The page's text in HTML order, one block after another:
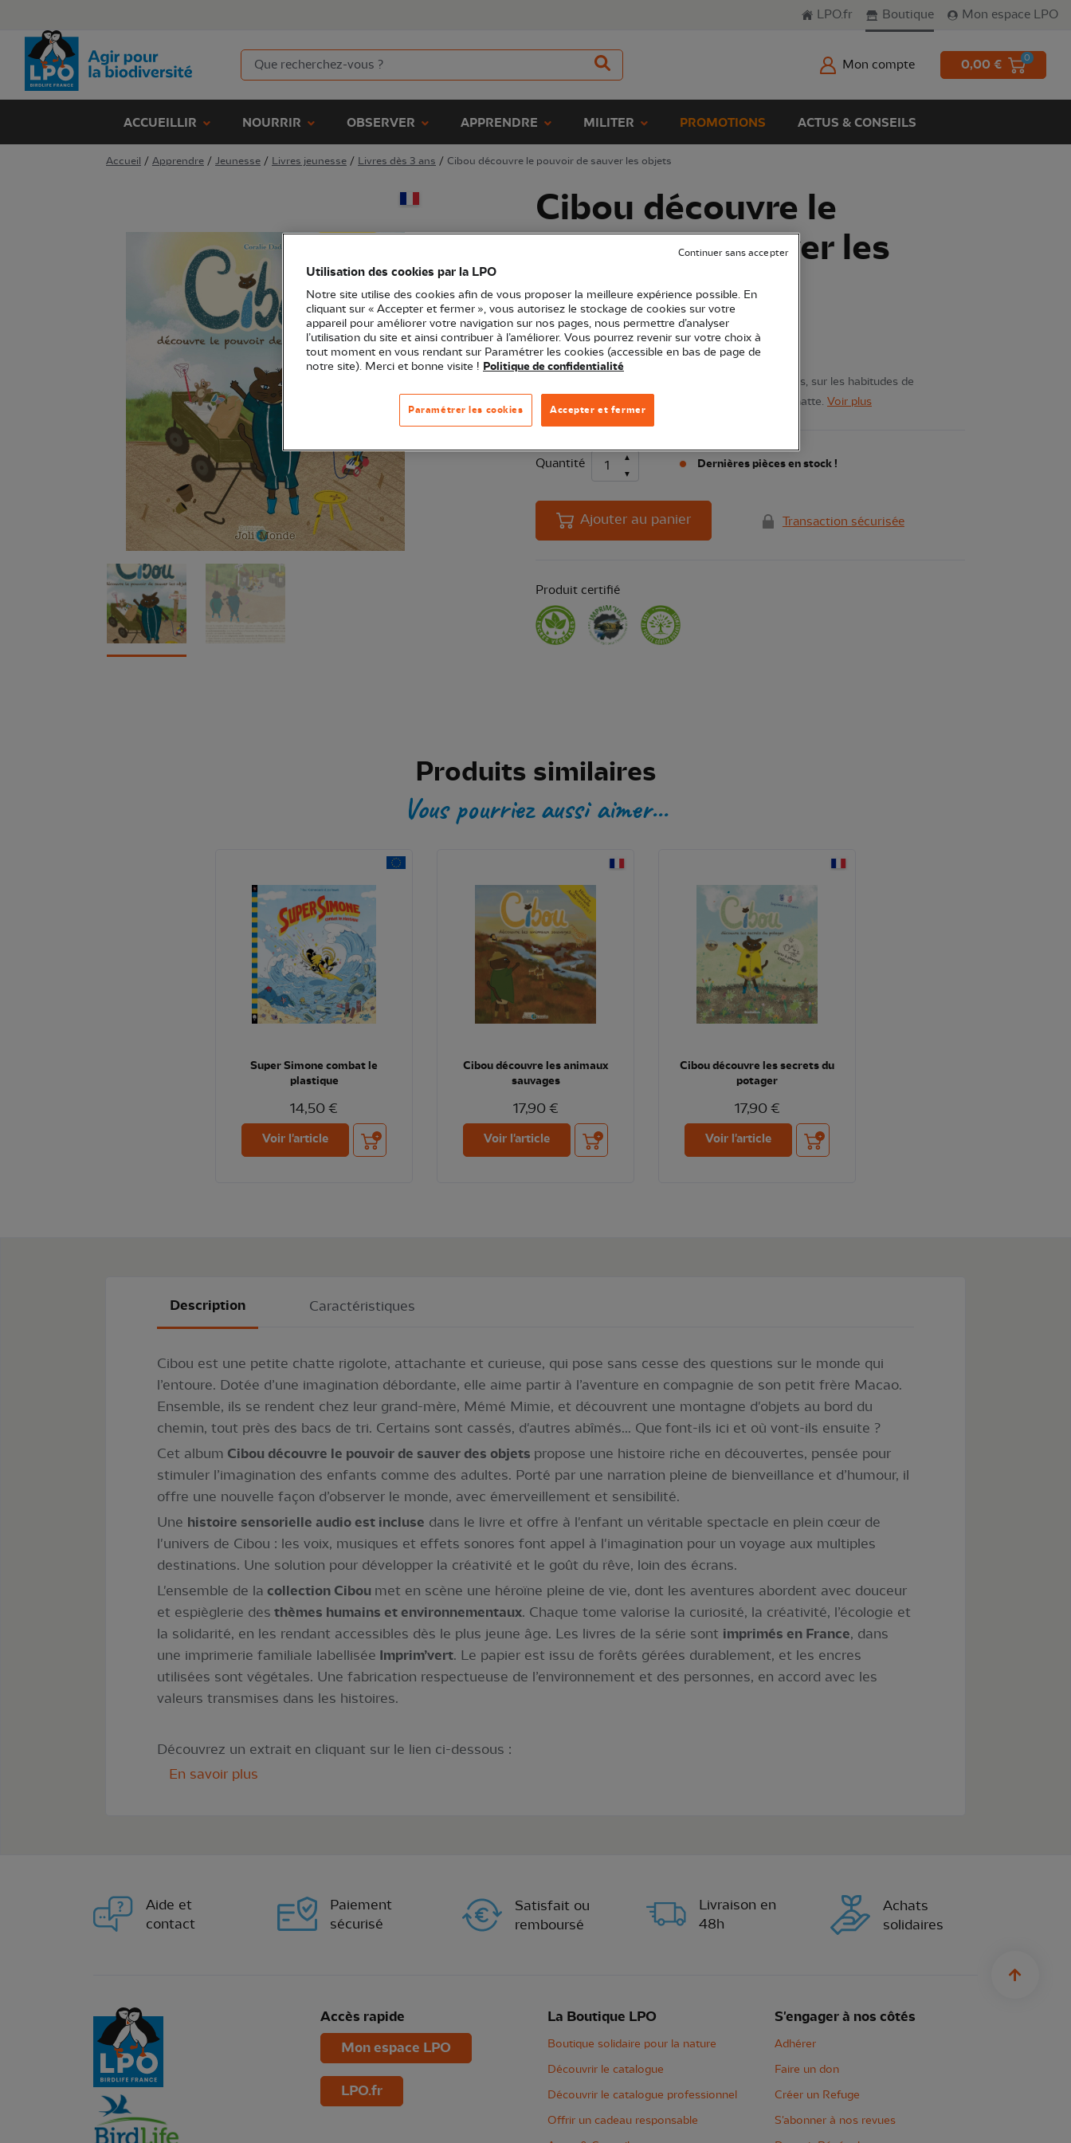
LPO.fr Boutique Mon espace LPO
Mon compte 0,00 € 0
ACCUEILLIR NOURRIR OBSERVER APPRENDRE MILITER PROMOTIONS ACTUS & CONSEILS
Accueil / Apprendre / Jeunesse / Livres jeunesse / Livres dès 3 ans / Cibou découvre le pouvoir de sauver les objets
Cibou découvre le
pouvoir de sauver les
objets
(Ref.EN1527)
17,90 €
Album éco-responsable avec audio inclus, dès 4 ans, sur les habitudes de
consommation à travers la curiosité d’une petite chatte. Voir plus
Quantité Dernières pièces en stock !
Ajouter au panier Transaction sécurisée
Produit certifié
Produits similaires
Vous pourriez aussi aimer...
Super Simone combat le
plastique
14,50 €
Voir l'article Ajouter au panier
Cibou découvre les animaux
sauvages
17,90 €
Voir l'article Ajouter au panier
Cibou découvre les secrets du
potager
17,90 €
Voir l'article Ajouter au panier
Description Caractéristiques
Cibou est une petite chatte rigolote, attachante et curieuse, qui pose sans cesse des questions sur le monde qui
l’entoure. Dotée d’une imagination débordante, elle aime partir à l’aventure en compagnie de son petit frère Macao.
Ensemble, ils se rendent chez leur grand-mère, Mémé Mimie, et découvrent une montagne d'objets au bord du
chemin, tout près des bacs de tri. Certains sont cassés, d'autres abîmés... Que font-ils ici et où vont-ils ensuite ?
Cet album Cibou découvre le pouvoir de sauver des objets propose une histoire riche en découvertes, pensée pour
stimuler l’imagination des enfants comme des adultes. Porté par une narration pleine de bienveillance et d’humour, il
offre une nouvelle façon d’observer le monde, avec émerveillement et sensibilité.
Une histoire sensorielle audio est incluse dans le livre et offre à l'enfant un véritable spectacle en plein cœur de
l'univers de Cibou : les voix, musiques et effets sonores font appel à l'imagination pour un voyage aux multiples
destinations. Une solution pour développer la créativité et le goût du rêve, loin des écrans.
L'ensemble de la collection Cibou met en scène une héroïne pleine de vie, dont les aventures abordent avec douceur
et espièglerie des thèmes humains et environnementaux. Chaque tome valorise la curiosité, la créativité, l’écologie et
la solidarité, en les rendant accessibles dès le plus jeune âge. Les livres de la série sont imprimés en France, dans
une imprimerie familiale labellisée Imprim’vert. Le papier est issu de forêts gérées durablement, et les encres
utilisées sont végétales. Une fabrication respectueuse de l’environnement et des personnes, en accord avec les
valeurs transmises dans les histoires.
Découvrez un extrait en cliquant sur le lien ci-dessous :
En savoir plus
Aide et
contact
Paiement
sécurisé
Satisfait ou
remboursé
Livraison en
48h
Achats
solidaires
Accès rapide
Mon espace LPO
LPO.fr
La Boutique LPO
Boutique solidaire pour la nature
Découvrir le catalogue
Découvrir le catalogue professionnel
Offrir un cadeau responsable
S'engager à nos côtés
Adhérer
Faire un don
Créer un Refuge
S'abonner à nos revues
Utilisation des cookies par la LPO
Notre site utilise des cookies afin de vous proposer la meilleure expérience possible. En
cliquant sur « Accepter et fermer », vous autorisez le stockage de cookies sur votre
appareil pour améliorer votre navigation sur nos pages, nous permettre d’analyser
l’utilisation du site et ainsi contribuer à l’améliorer. Vous pourrez revenir sur votre choix à
tout moment en vous rendant sur Paramétrer les cookies (accessible en bas de page de
notre site). Merci et bonne visite ! Politique de confidentialité
Accepter et fermer
Paramétrer les cookies
Continuer sans accepter